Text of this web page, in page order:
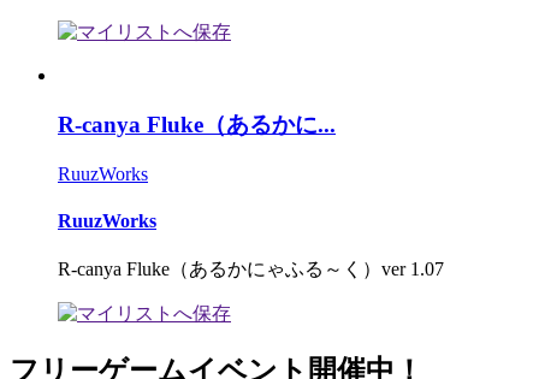
R-canya Fluke（あるかに...
RuuzWorks
RuuzWorks
R-canya Fluke（あるかにゃふる～く）ver 1.07
フリーゲームイベント開催中！